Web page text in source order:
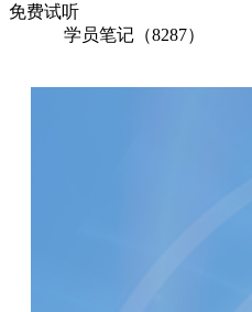
162****1671 刚刚购买了该课程
185****2985 刚刚购买了该课程
免费试听
学员笔记（8287）